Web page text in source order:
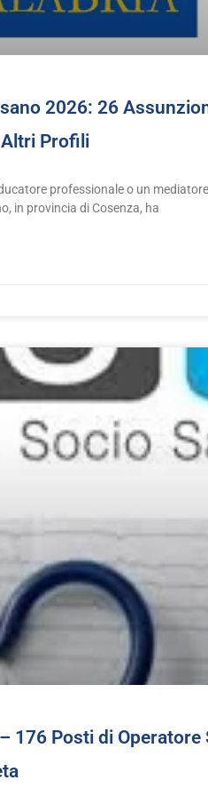
2026: 26
Profili
professionale o un
in provincia di Cosenza, ha
176 Posti di